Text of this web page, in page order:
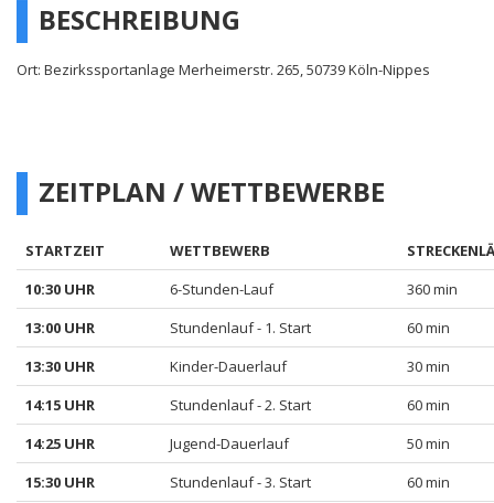
BESCHREIBUNG
Ort: Bezirkssportanlage Merheimerstr. 265, 50739 Köln-Nippes
ZEITPLAN / WETTBEWERBE
STARTZEIT WETTBEWERB
10:30 UHR
6-Stunden-Lauf
360 min
13:00 UHR
Stundenlauf - 1. Start
60 min
13:30 UHR
Kinder-Dauerlauf
30 min
14:15 UHR
Stundenlauf - 2. Start
60 min
14:25 UHR
Jugend-Dauerlauf
50 min
15:30 UHR
Stundenlauf - 3. Start
60 min